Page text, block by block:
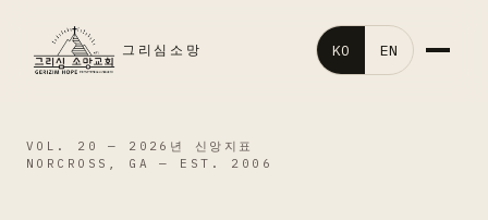
그리심소망 KO EN
VOL. 20 — 2026년 신앙지표
NORCROSS, GA — EST. 2006